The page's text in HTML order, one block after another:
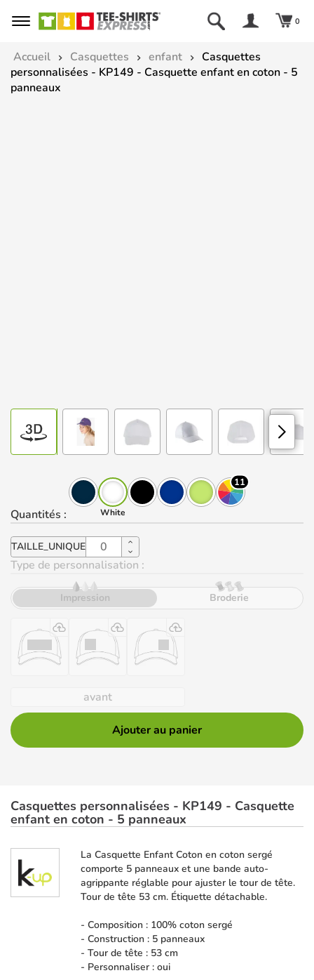
0
Accueil Casquettes enfant
Casquettes
personnalisées - KP149 - Casquette enfant en coton - 5
panneaux
White
11
Quantités :
TAILLE_UNIQUE
Type de personnalisation :
Impression Broderie
avant
Ajouter au panier
Casquettes personnalisées - KP149 - Casquette
enfant en coton - 5 panneaux
La Casquette Enfant Coton en coton sergé
comporte 5 panneaux et une bande auto-
agrippante réglable pour ajuster le tour de tête.
Tour de tête 53 cm. Étiquette détachable.
- Composition : 100% coton sergé
- Construction : 5 panneaux
- Tour de tête : 53 cm
- Personnaliser : oui